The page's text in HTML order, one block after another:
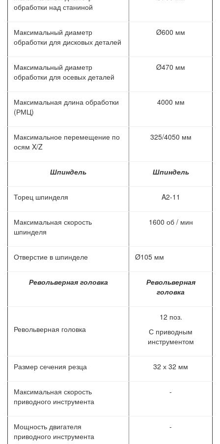
обработки над станиной
Максимальный диаметр
обработки для дисковых деталей
Ø600 мм
Максимальный диаметр
обработки для осевых деталей
Ø470 мм
Максимальная длина обработки
(РМЦ)
4000 мм
Максимальное перемещение по
осям X/Z
325/4050 мм
Шпиндель Шпиндель
Торец шпинделя A2-11
Максимальная скорость
шпинделя
1600 об / мин
Отверстие в шпинделе Ø105 мм
Револьверная головка
Револьверная
головка
Револьверная головка
12 поз.
С приводным
инструментом
Размер сечения резца 32 х 32 мм
Максимальная скорость
приводного инструмента
-
Мощность двигателя
приводного инструмента
-